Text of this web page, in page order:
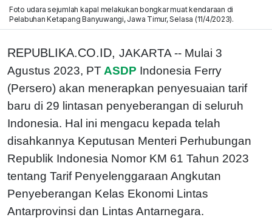
Foto udara sejumlah kapal melakukan bongkar muat kendaraan di
Pelabuhan Ketapang Banyuwangi, Jawa Timur, Selasa (11/4/2023).
REPUBLIKA.CO.ID, JAKARTA -- Mulai 3
Agustus 2023, PT ASDP Indonesia Ferry
(Persero) akan menerapkan penyesuaian tarif
baru di 29 lintasan penyeberangan di seluruh
Indonesia. Hal ini mengacu kepada telah
disahkannya Keputusan Menteri Perhubungan
Republik Indonesia Nomor KM 61 Tahun 2023
tentang Tarif Penyelenggaraan Angkutan
Penyeberangan Kelas Ekonomi Lintas
Antarprovinsi dan Lintas Antarnegara.